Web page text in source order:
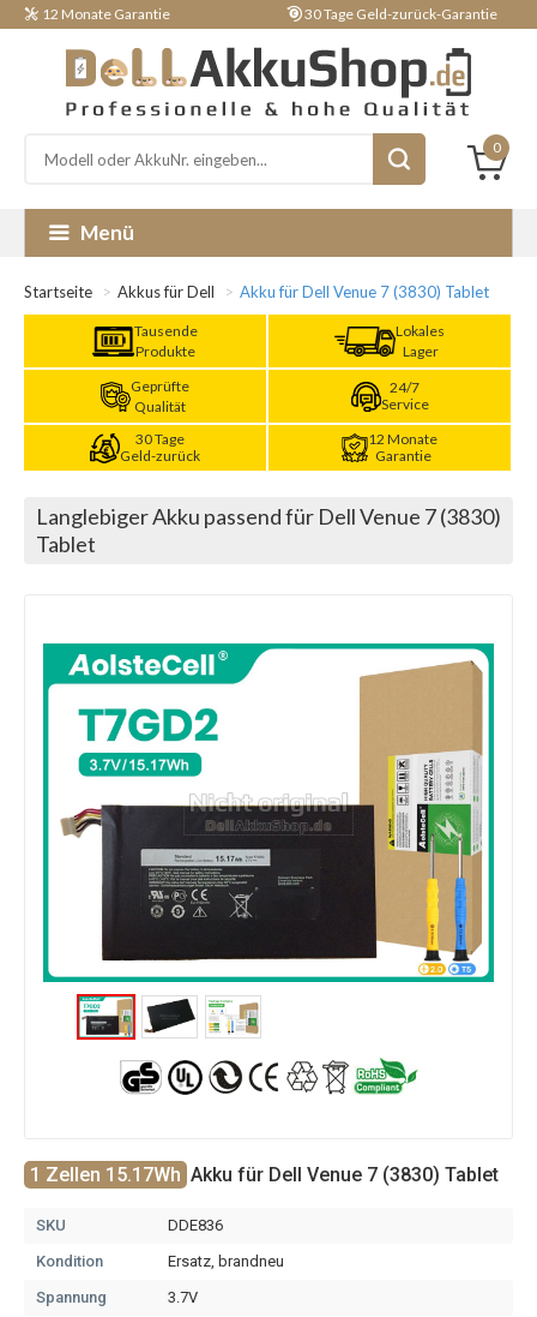
12 Monate Garantie 30 Tage Geld-zurück-Garantie
0
Menü
Startseite Akkus für Dell Akku für Dell Venue 7 (3830) Tablet
Tausende
Produkte
Lokales
Lager
Geprüfte
Qualität
24/7
Service
30 Tage
Geld-zurück
12 Monate
Garantie
Langlebiger Akku passend für Dell Venue 7 (3830)
Tablet
1 Zellen 15.17Wh Akku für Dell Venue 7 (3830) Tablet
SKU
DDE836
Kondition
Ersatz, brandneu
Spannung
3.7V